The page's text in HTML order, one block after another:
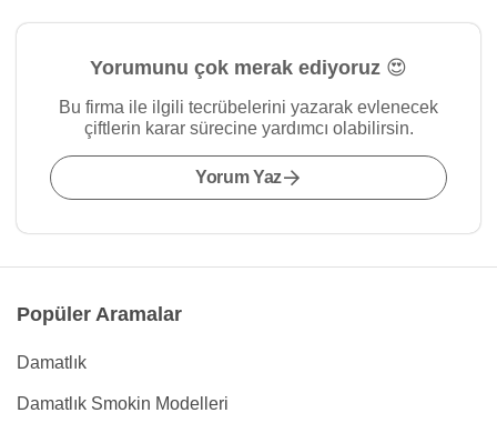
Yorumunu çok merak ediyoruz 😍
Bu firma ile ilgili tecrübelerini yazarak evlenecek
çiftlerin karar sürecine yardımcı olabilirsin.
Yorum Yaz
Popüler Aramalar
Damatlık
Damatlık Smokin Modelleri